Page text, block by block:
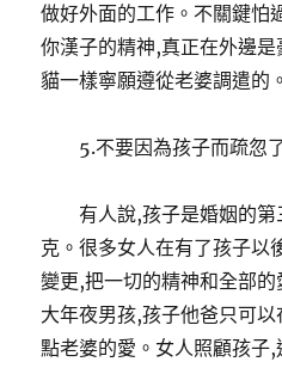
做好外面的工作。不關鍵怕
你漢子的精神,真正在外邊
貓一樣寧願遵從老婆調遣的。
5.不要因為孩子而疏忽
有人說,孩子是婚姻的第
克。很多女人在有了孩子以
變更,把一切的精神和全部
大年夜男孩,孩子他爸只可
點老婆的愛。女人照顧孩子